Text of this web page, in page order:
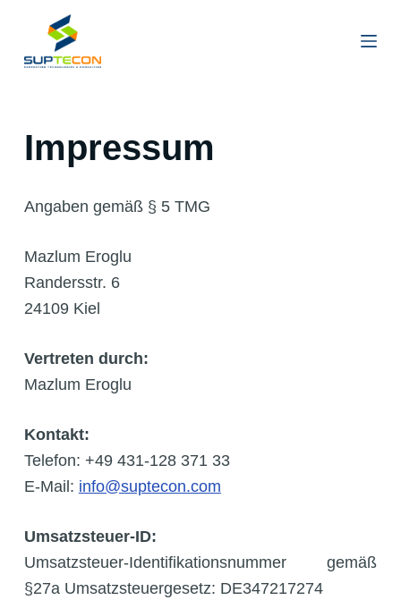
m
s
p
n
g
n
Impressum
Impressum
Angaben gemäß § 5 TMG
Mazlum Eroglu
Randersstr. 6
24109 Kiel
Vertreten durch:
Mazlum Eroglu
Kontakt:
Telefon: +49 431-128 371 33
E-Mail: info@suptecon.com
Umsatzsteuer-ID:
Umsatzsteuer-Identifikationsnummer gemäß
§27a Umsatzsteuergesetz: DE347217274